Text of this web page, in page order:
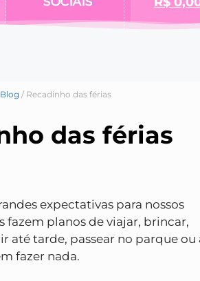
Blog / Recadinho das férias
das férias
expectativas para nossos
fazem planos de viajar, brincar,
até tarde, passear no parque ou
fazer nada.